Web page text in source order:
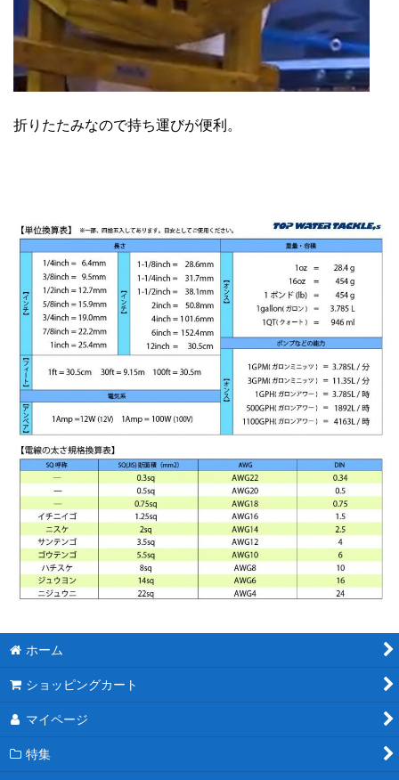
折りたたみなので持ち運びが便利。
ホーム
ショッピングカート
マイページ
特集